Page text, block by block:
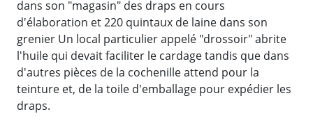
dans son "magasin" des draps en cours
d'élaboration et 220 quintaux de laine dans son
grenier Un local particulier appelé "drossoir" abrite
l'huile qui devait faciliter le cardage tandis que dans
d'autres pièces de la cochenille attend pour la
teinture et, de la toile d'emballage pour expédier les
draps.